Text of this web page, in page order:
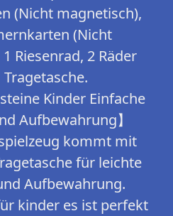
(Nicht magnetisch),
(Nicht
Riesenrad, 2 Räder
Tragetasche.
Kinder Einfache
Aufbewahrung】
kommt mit
für leichte
Aufbewahrung.
kinder es ist perfekt